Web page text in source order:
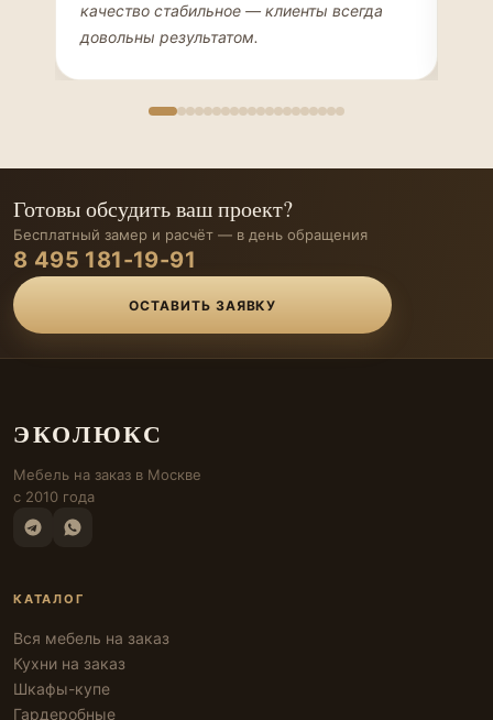
качество стабильное — клиенты всегда
довольны результатом.
Готовы обсудить ваш проект?
Бесплатный замер и расчёт — в день обращения
8 495 181-19-91
ОСТАВИТЬ ЗАЯВКУ
ЭКОЛЮКС
Мебель на заказ в Москве
с 2010 года
КАТАЛОГ
Вся мебель на заказ
Кухни на заказ
Шкафы-купе
Гардеробные